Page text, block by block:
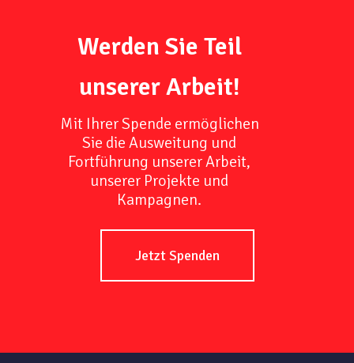
Werden Sie Teil
unserer Arbeit!
Mit Ihrer Spende ermöglichen
Sie die Ausweitung und
Fortführung unserer Arbeit,
unserer Projekte und
Kampagnen.
Jetzt Spenden